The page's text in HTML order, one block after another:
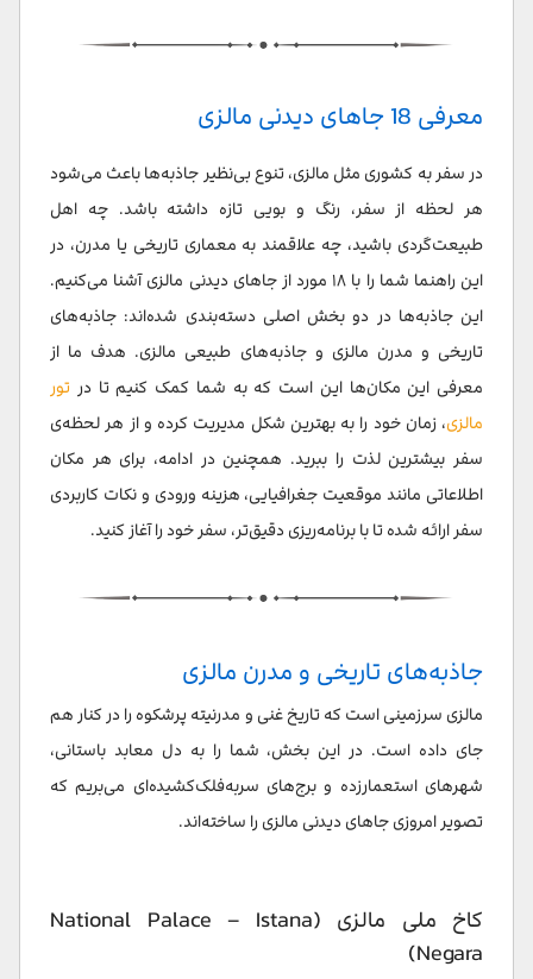
ارتفاعات کامرون (Cameron Highlands)
پارک ملی تامان نگارا (Taman Negara National Park)
پارک ملی گونونگ گادینگ (Gunung Gading National
پارک ملی باکو (Bako National Park)
جزیره لانکاوی یا لنکاوی (Langkawi)
جزیره سیپادان (Sipadan Island)
جزیره ردانگ (Redang Island)
رودخانه کیناباتانگان (Kinabatangan River)
سخن پایانی
سوالات متداول
معرفی 18 جاهای دیدنی مالزی
در سفر به کشوری مثل مالزی، تنوع بی‌نظیر جاذبه‌ها باعث می‌شود
هر لحظه از سفر، رنگ و بویی تازه داشته باشد. چه اهل
طبیعت‌گردی باشید، چه علاقمند به معماری تاریخی یا مدرن، در
این راهنما شما را با ۱۸ مورد از جاهای دیدنی مالزی آشنا می‌کنیم.
این جاذبه‌ها در دو بخش اصلی دسته‌بندی شده‌اند: جاذبه‌های
تاریخی و مدرن مالزی و جاذبه‌های طبیعی مالزی. هدف ما از
معرفی این مکان‌ها این است که به شما کمک کنیم تا در تور
مالزی، زمان خود را به بهترین شکل مدیریت کرده و از هر لحظه‌ی
سفر بیشترین لذت را ببرید. همچنین در ادامه، برای هر مکان
اطلاعاتی مانند موقعیت جغرافیایی، هزینه ورودی و نکات کاربردی
سفر ارائه شده تا با برنامه‌ریزی دقیق‌تر، سفر خود را آغاز کنید.
جاذبه‌های تاریخی و مدرن مالزی
مالزی سرزمینی است که تاریخ غنی و مدرنیته پرشکوه را در کنار هم
جای داده است. در این بخش، شما را به دل معابد باستانی،
شهرهای استعمارزده و برج‌های سربه‌فلک‌کشیده‌ای می‌بریم که
تصویر امروزی جاهای دیدنی مالزی را ساخته‌اند.
کاخ ملی مالزی (National Palace – Istana
Negara)